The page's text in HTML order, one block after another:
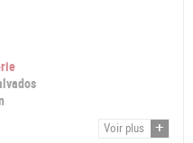
Voir plus